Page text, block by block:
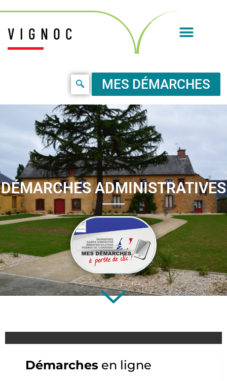
VIGNOC
MES DÉMARCHES
DÉMARCHES ADMINISTRATIVES
Démarches en ligne